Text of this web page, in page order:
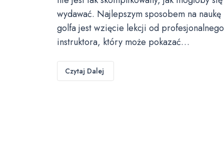
wydawać. Najlepszym sposobem na naukę
golfa jest wzięcie lekcji od profesjonalnego
instruktora, który może pokazać…
Czytaj Dalej